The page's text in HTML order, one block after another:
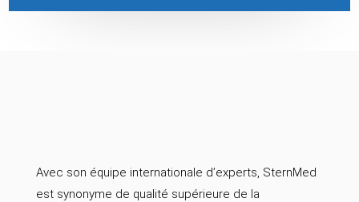
Avec son équipe internationale d’experts, SternMed
est synonyme de qualité supérieure de la